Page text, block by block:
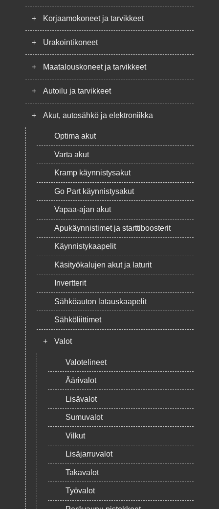
+ Korjaamokoneet ja tarvikkeet
+ Urakointikoneet
+ Maatalouskoneet ja tarvikkeet
+ Autoilu ja tarvikkeet
+ Akut, autosähkö ja elektroniikka
Optima akut
Varta akut
Kramp käynnistysakut
Go Part käynnistysakut
Vapaa-ajan akut
Apukäynnistimet ja starttiboosterit
Käynnistykaapelit
Käsityökalujen akut ja laturit
Invertterit
Sähköauton latauskaapelit
Sähköliittimet
+ Valot
Valotelineet
Äärivalot
Lisävalot
Sumuvalot
Vilkut
Lisäjarruvalot
Takavalot
Työvalot